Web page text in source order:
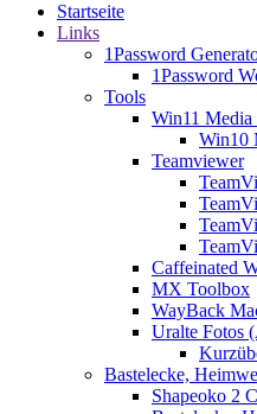
Startseite
Links
1Password
1Password
Tools
Win11
Win10
Teamviewer
Caffeinated
MX Toolbox
WayBack
Uralte Fotos
Bastelecke,
Shapeoko 2